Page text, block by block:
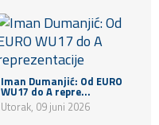
Iman Dumanjić: Od EURO
WU17 do A repre...
Utorak, 09 juni 2026